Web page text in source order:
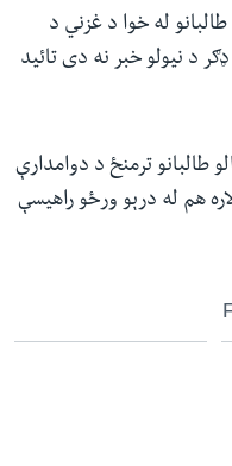
له خوا د غزني د
د نیولو خبر نه دی تائید
طالبانو ترمنځ د دوامدارې
هم له درېو ورځو راهیسې